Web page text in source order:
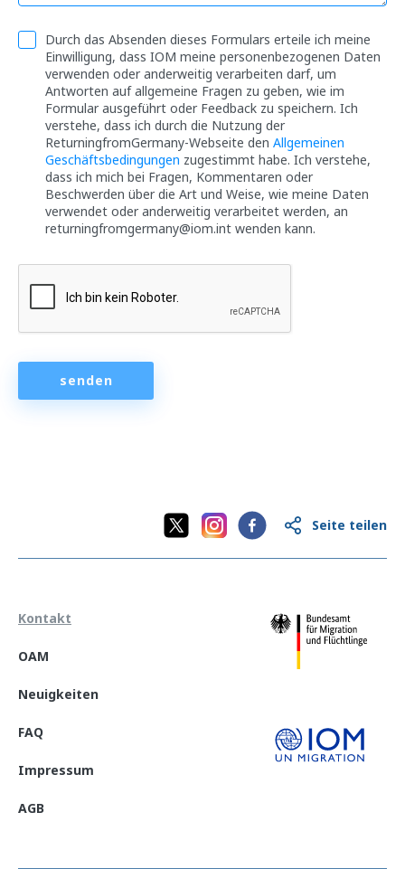
Durch das Absenden dieses Formulars erteile ich meine
Einwilligung, dass IOM meine personenbezogenen Daten
verwenden oder anderweitig verarbeiten darf, um
Antworten auf allgemeine Fragen zu geben, wie im
Formular ausgeführt oder Feedback zu speichern. Ich
verstehe, dass ich durch die Nutzung der
ReturningfromGermany-Webseite den Allgemeinen
Geschäftsbedingungen zugestimmt habe. Ich verstehe,
dass ich mich bei Fragen, Kommentaren oder
Beschwerden über die Art und Weise, wie meine Daten
verwendet oder anderweitig verarbeitet werden, an
returningfromgermany@iom.int wenden kann.
senden
Seite teilen
Kontakt
OAM
Neuigkeiten
FAQ
Impressum
AGB